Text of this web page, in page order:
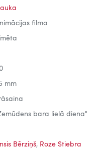
filma
mm
bara lielā diena"
Bērziņš, Roze Stiebra